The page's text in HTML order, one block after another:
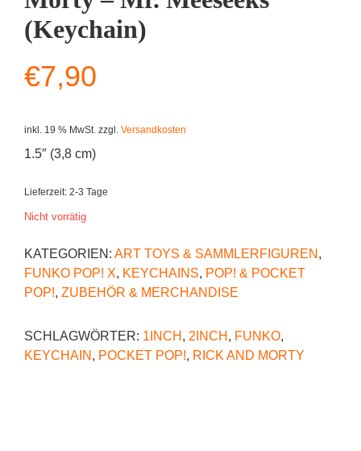
(Keychain)
€7,90
inkl. 19 % MwSt. zzgl. Versandkosten
1.5″ (3,8 cm)
Lieferzeit: 2-3 Tage
Nicht vorrätig
KATEGORIEN: ART TOYS & SAMMLERFIGUREN ,
FUNKO POP! X, KEYCHAINS, POP! & POCKET
POP!, ZUBEHÖR & MERCHANDISE
SCHLAGWÖRTER: 1INCH , 2INCH , FUNKO,
KEYCHAIN , POCKET POP!, RICK AND MORTY